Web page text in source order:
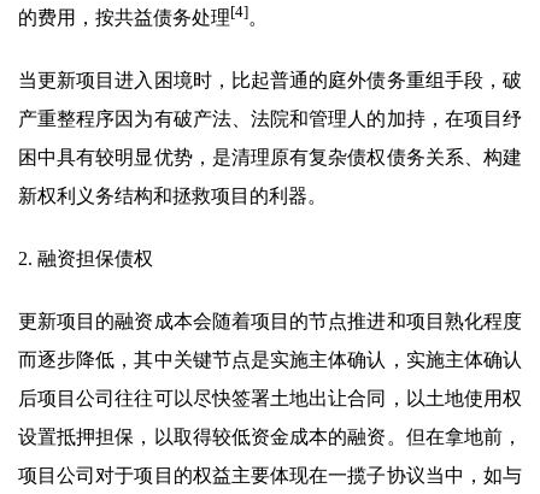
的费用，按共益债务处理[4]。
当更新项目进入困境时，比起普通的庭外债务重组手段，破
产重整程序因为有破产法、法院和管理人的加持，在项目纾
困中具有较明显优势，是清理原有复杂债权债务关系、构建
新权利义务结构和拯救项目的利器。
2. 融资担保债权
更新项目的融资成本会随着项目的节点推进和项目熟化程度
而逐步降低，其中关键节点是实施主体确认，实施主体确认
后项目公司往往可以尽快签署土地出让合同，以土地使用权
设置抵押担保，以取得较低资金成本的融资。但在拿地前，
项目公司对于项目的权益主要体现在一揽子协议当中，如与